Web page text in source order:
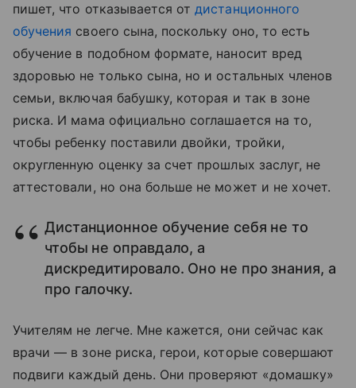
пишет, что отказывается отдистанционного
обучения своего сына, поскольку оно, то есть
обучение в подобном формате, наносит вред
здоровью не только сына, но и остальных членов
семьи, включая бабушку, которая и так в зоне
риска. И мама официально соглашается на то,
чтобы ребенку поставили двойки, тройки,
округленную оценку за счет прошлых заслуг, не
аттестовали, но она больше не может и не хочет.
Дистанционное обучение себя не то
чтобы не оправдало, а
дискредитировало. Оно не про знания, а
про галочку.
Учителям не легче. Мне кажется, они сейчас как
врачи — в зоне риска, герои, которые совершают
подвиги каждый день. Они проверяют «домашку»